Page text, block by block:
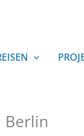
Berlin